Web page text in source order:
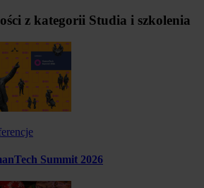
z kategorii Studia i szkolenia
Summit 2026